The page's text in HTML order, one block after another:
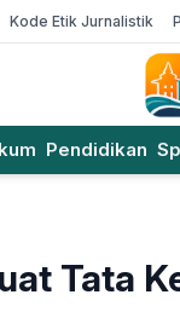
Kode Etik Jurnalistik
Pendidikan
Tata